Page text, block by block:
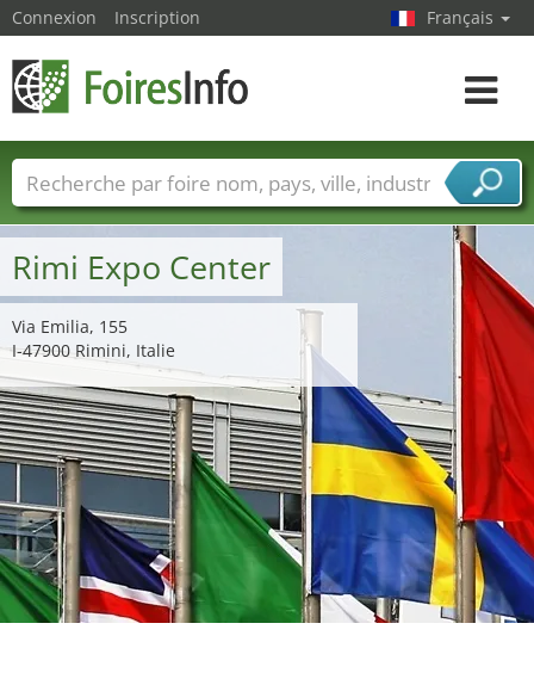
Rimi Expo Center
Via Emilia, 155
I-47900 Rimini, Italie
Connexion Inscription Français
Toggle
Foire noms Pays Villes
Secteurs de foire
Secteurs du fournisseur de services